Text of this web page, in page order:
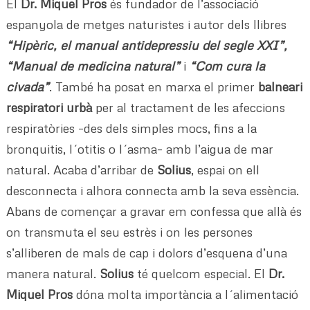
El Dr. Miquel Prosés fundador de l’associació
espanyola de metges naturistes i autor dels llibres
“Hipèric, el manual antidepressiu del segle XXI”,
“Manual de medicina natural”i “Com cura la
civada”. També ha posat en marxa el primer balneari
respiratori urbàper al tractament de les afeccions
respiratòries –des dels simples mocs, fins a la
bronquitis, l´otitis o l´asma– amb l’aigua de mar
natural. Acaba d’arribar de Solius, espai on ell
desconnecta i alhora connecta amb la seva essència.
Abans de començar a gravar em confessa que allà és
on transmuta el seu estrès i on les persones
s’alliberen de mals de cap i dolors d’esquena d’una
manera natural. Soliusté quelcom especial. El Dr.
Miquel Prosdóna molta importància a l´alimentació